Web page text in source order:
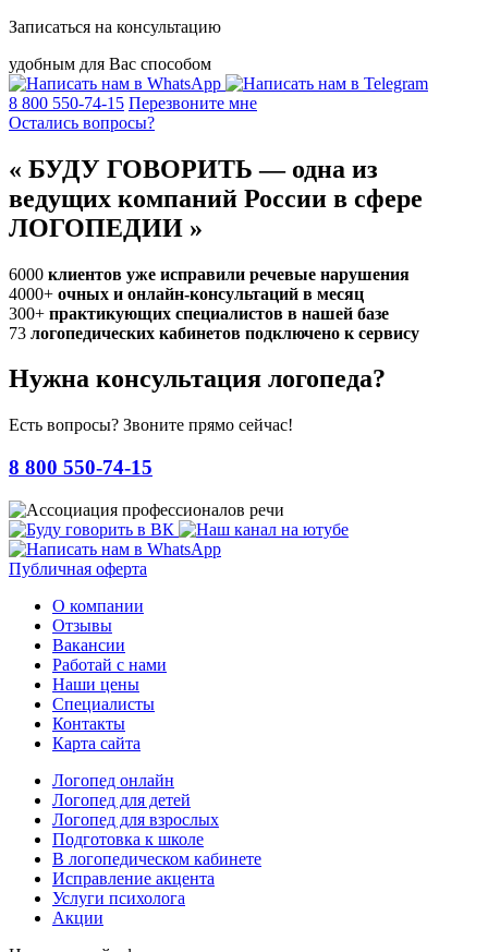
Записаться на консультацию
удобным для Вас способом
8 800 550-74-15 Перезвоните мне
Остались вопросы?
« БУДУ ГОВОРИТЬ — одна из
ведущих компаний России в сфере
ЛОГОПЕДИИ »
6000 клиентов уже исправили речевые нарушения
4000+ очных и онлайн-консультаций в месяц
300+ практикующих специалистов в нашей базе
73 логопедических кабинетов подключено к сервису
Нужна консультация логопеда?
Есть вопросы? Звоните прямо сейчас!
8 800 550-74-15
Публичная оферта
О компании
Отзывы
Вакансии
Работай с нами
Наши цены
Специалисты
Контакты
Карта сайта
Логопед онлайн
Логопед для детей
Логопед для взрослых
Подготовка к школе
В логопедическом кабинете
Исправление акцента
Услуги психолога
Акции